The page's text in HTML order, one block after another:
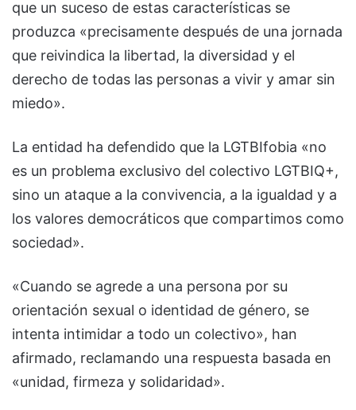
que un suceso de estas características se
produzca «precisamente después de una jornada
que reivindica la libertad, la diversidad y el
derecho de todas las personas a vivir y amar sin
miedo».
La entidad ha defendido que la LGTBIfobia «no
es un problema exclusivo del colectivo LGTBIQ+,
sino un ataque a la convivencia, a la igualdad y a
los valores democráticos que compartimos como
sociedad».
«Cuando se agrede a una persona por su
orientación sexual o identidad de género, se
intenta intimidar a todo un colectivo», han
afirmado, reclamando una respuesta basada en
«unidad, firmeza y solidaridad».